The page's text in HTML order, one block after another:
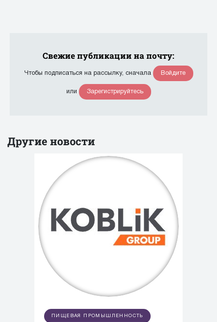
Свежие публикации на почту:
Чтобы подписаться на рассылку, сначала Войдите
или Зарегистрируйтесь
Другие новости
ПИЩЕВАЯ ПРОМЫШЛЕННОСТЬ